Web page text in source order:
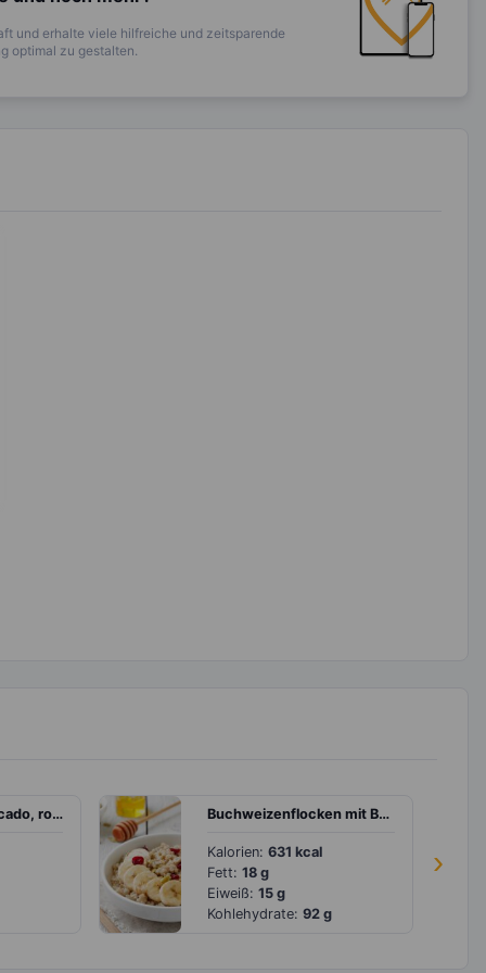
und erhalte viele hilfreiche und zeitsparende
optimal zu gestalten.
›
Sandwich mit Avocado, rote Bete und Rucola Buchweizenflocken mit Banane, Cranberries und Leinsamen
Kalorien: 631 kcal
Fett: 18 g
Eiweiß: 15 g
Kohlehydrate: 92 g